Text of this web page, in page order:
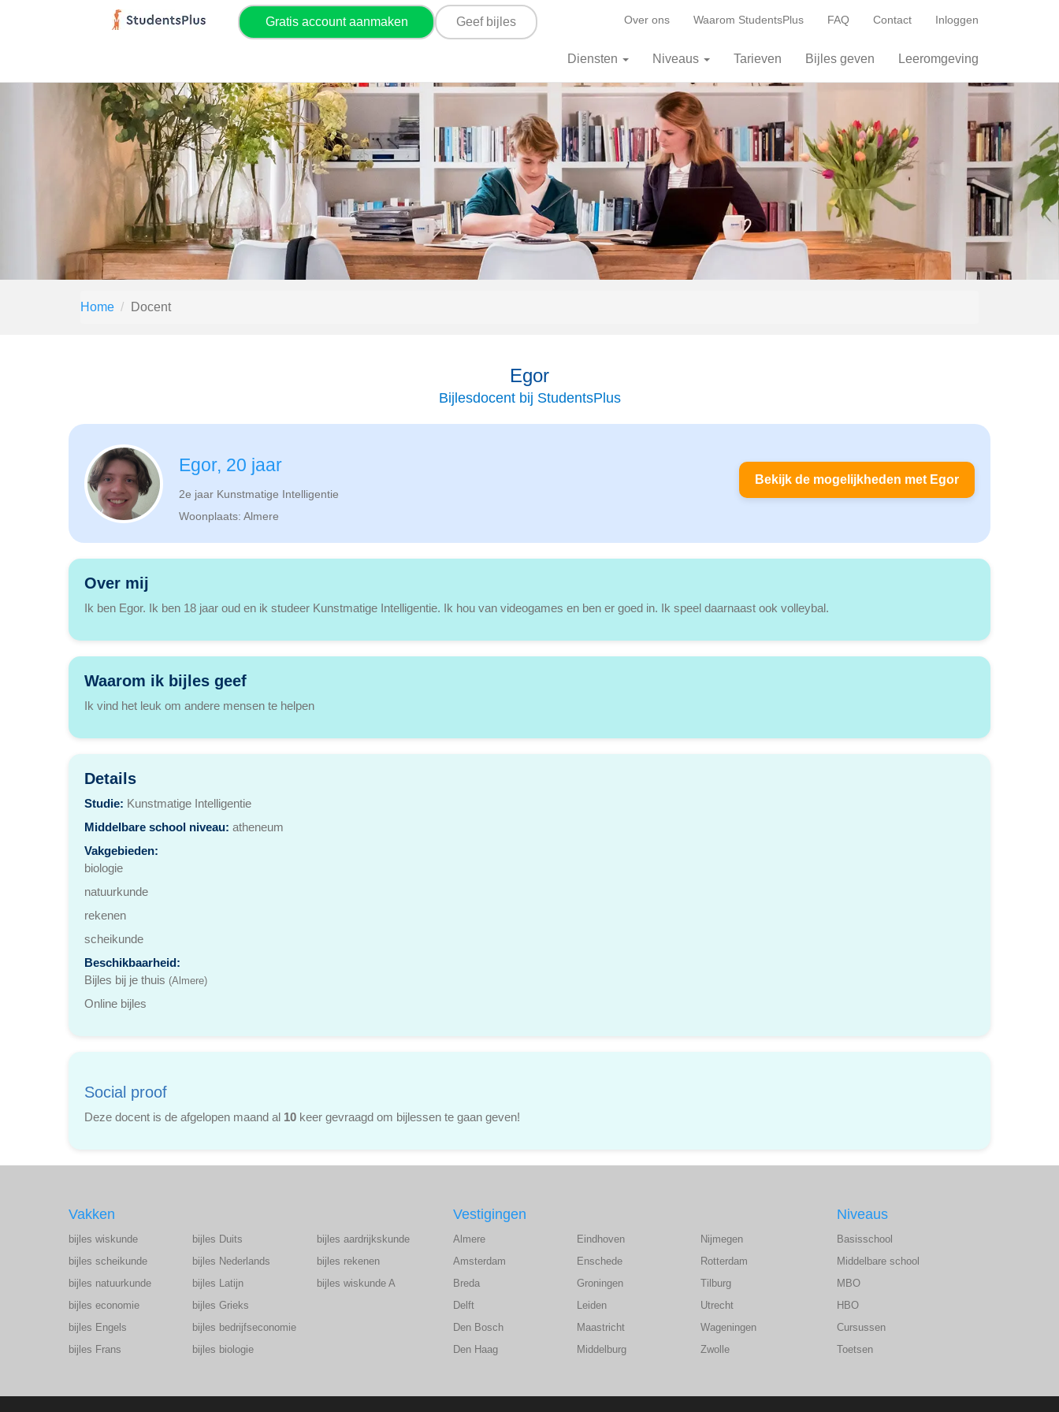
Gratis account aanmaken Geef bijles Over ons Waarom StudentsPlus FAQ Contact Inloggen
Diensten Niveaus Tarieven Bijles geven Leeromgeving
Home Docent
Egor
Bijlesdocent bij StudentsPlus
Egor, 20 jaar
2e jaar Kunstmatige Intelligentie
Woonplaats: Almere
Bekijk de mogelijkheden met Egor
Over mij
Ik ben Egor. Ik ben 18 jaar oud en ik studeer Kunstmatige Intelligentie. Ik hou van videogames en ben er goed in. Ik speel daarnaast ook volleybal.
Waarom ik bijles geef
Ik vind het leuk om andere mensen te helpen
Details
Studie: Kunstmatige Intelligentie
Middelbare school niveau: atheneum
Vakgebieden:
biologie
natuurkunde
rekenen
scheikunde
Beschikbaarheid:
Bijles bij je thuis (Almere)
Online bijles
Social proof
Deze docent is de afgelopen maand al 10 keer gevraagd om bijlessen te gaan geven!
Vakken
bijles wiskunde
bijles scheikunde
bijles natuurkunde
bijles economie
bijles Engels
bijles Frans
bijles Duits
bijles Nederlands
bijles Latijn
bijles Grieks
bijles bedrijfseconomie
bijles biologie
bijles aardrijkskunde
bijles rekenen
bijles wiskunde A
Vestigingen
Almere
Amsterdam
Breda
Delft
Den Bosch
Den Haag
Eindhoven
Enschede
Groningen
Leiden
Maastricht
Middelburg
Nijmegen
Rotterdam
Tilburg
Utrecht
Wageningen
Zwolle
Niveaus
Basisschool
Middelbare school
MBO
HBO
Cursussen
Toetsen